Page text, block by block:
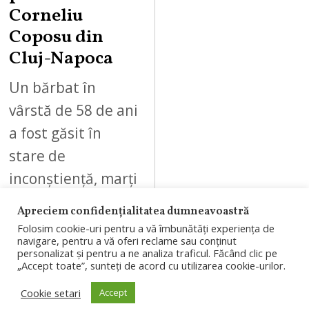
Corneliu
Coposu din
Cluj-Napoca
Un bărbat în
vârstă de 58 de ani
a fost găsit în
stare de
inconștiență, marți
dimineață, 4
august 2026, pe
strada…
Apreciem confidențialitatea dumneavoastră
Folosim cookie-uri pentru a vă îmbunătăți experiența de
navigare, pentru a vă oferi reclame sau conținut
personalizat și pentru a ne analiza traficul. Făcând clic pe
„Accept toate”, sunteți de acord cu utilizarea cookie-urilor.
Cookie setari
Accept